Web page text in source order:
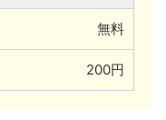
無料
200円